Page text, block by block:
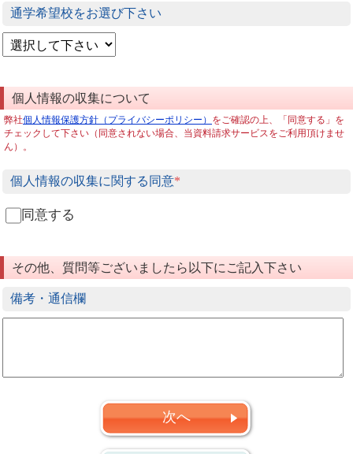
通学希望校をお選び下さい
個人情報の収集について
弊社個人情報保護方針（プライバシーポリシー） をご確認の上、「同意する」を
チェックして下さい（同意されない場合、当資料請求サービスをご利用頂けませ
ん）。
個人情報の収集に関する同意*
同意する
その他、質問等ございましたら以下にご記入下さい
備考・通信欄